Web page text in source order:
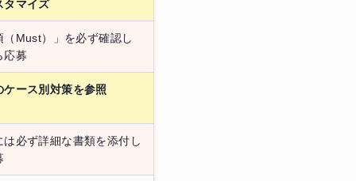
タマイズ
（Must）」を必ず確認し
応募
ケース別対策を参照
は必ず詳細な書類を添付し